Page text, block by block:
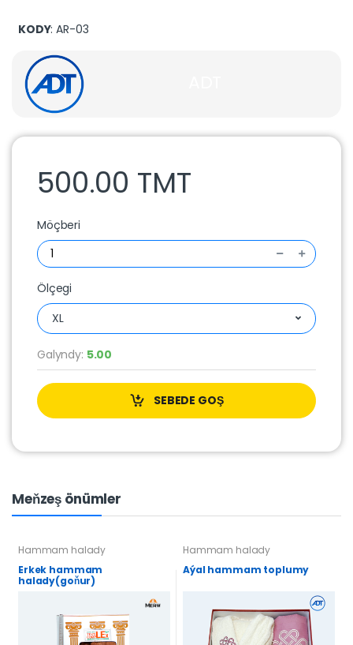
KODY: AR-03
500.00 TMT
Möçberi
Ölçegi
XL
Galyndy: 5.00
SEBEDE GOŞ
Meňzeş önümler
Hammam halady
Erkek hammam
halady(goňur)
Hammam halady
Aýal hammam toplumy